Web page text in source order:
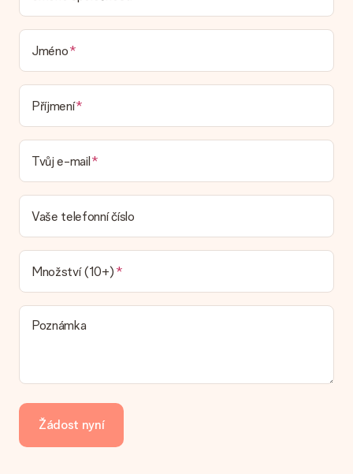
Je můj dárek zabalený?
V současné době nemáme (ještě) službu dárkového balení,
která by zabalila váš dárek. Dárky dodáváme ve slavnostním
balení. To znamená, že váš dar je připraven být doručen nebo
Dodací lhůta, možnosti dodání a náklady na
doručení
Mohu si vybrat datum dodání?
Není možné zvolit konkrétní datum dodání.
Jaká je dodací lhůta a kdy dostávám dárek?
náš dopravce vám dodá váš dárek.
Jaké možnosti doručení si mohu vybrat?
V současné době není možné zvolit možnost doručení. Dárek,
který chcete objednat, je buď odeslán jako balíček nebo jako
doručování poštovní schránky. Chcete vědět, na kterou
možnost spadá vaše objednávka? Kontaktujte prosím náš
zákaznický servis.
Jak mohu zaplatit objednávku?
kartu, fakturu přes Klarna nebo ruční převod. V případě ručního
převodu platby prosím vezměte v úvahu dodací lhůtu 3 dny
navíc.
Jméno
Příjmení
Tvůj e-mail
Vaše telefonní číslo
Množství (10+)
Poznámka
Žádost nyní